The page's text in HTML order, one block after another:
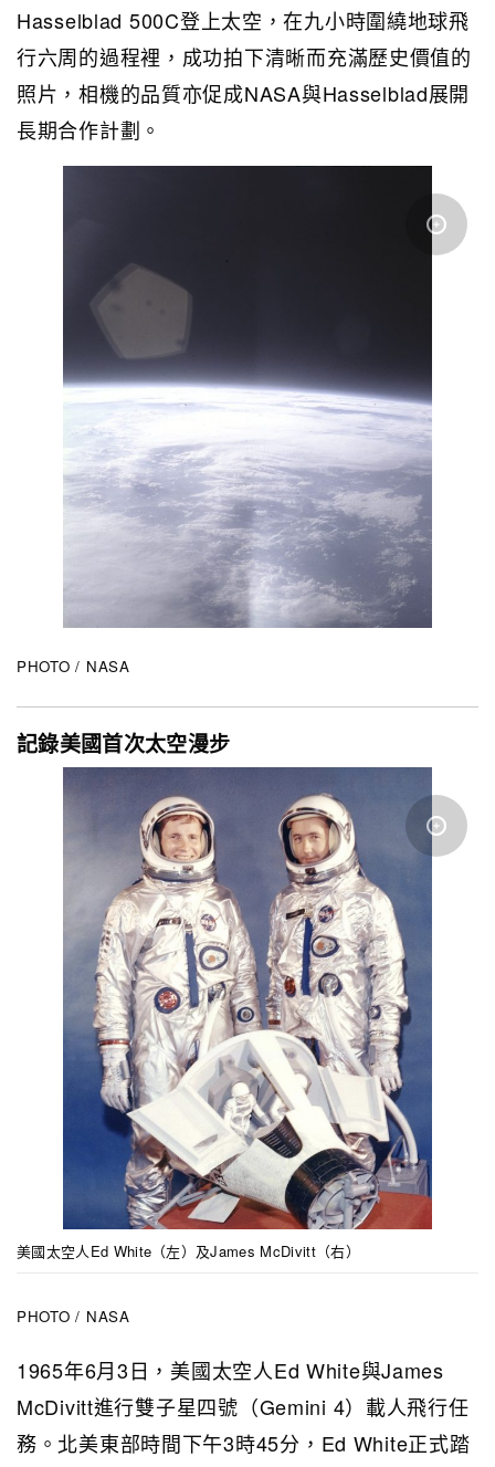
Hasselblad 500C登上太空，在九小時圍繞地球飛
行六周的過程裡，成功拍下清晰而充滿歷史價值的
照片，相機的品質亦促成NASA與Hasselblad展開
長期合作計劃。
PHOTO / NASA
記錄美國首次太空漫步
美國太空人Ed White（左）及James McDivitt（右）
PHOTO / NASA
1965年6月3日，美國太空人Ed White與James
McDivitt進行雙子星四號（Gemini 4）載人飛行任
務。北美東部時間下午3時45分，Ed White正式踏